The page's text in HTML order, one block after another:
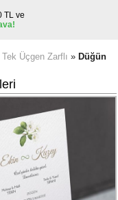
TL ve
Tek Üçgen Zarflı » Düğün